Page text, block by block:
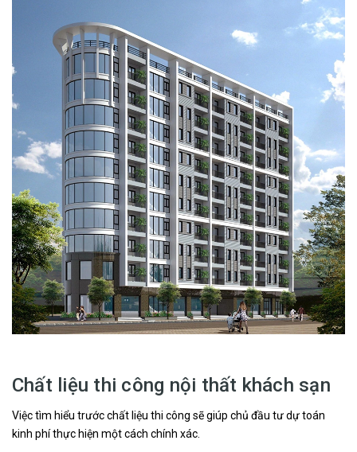
Chất liệu thi công nội thất khách sạn
Việc tìm hiểu trước chất liệu thi công sẽ giúp chủ đầu tư dự toán
kinh phí thực hiện một cách chính xác.